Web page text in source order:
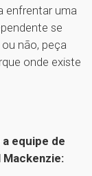
enfrentar uma
se
não, peça
onde existe
equipe de